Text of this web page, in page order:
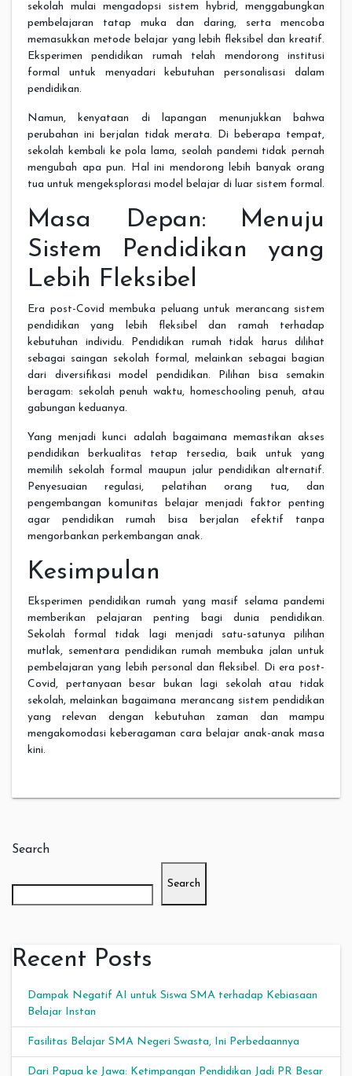
sekolah mulai mengadopsi sistem hybrid, menggabungkan
pembelajaran tatap muka dan daring, serta mencoba
memasukkan metode belajar yang lebih fleksibel dan kreatif.
Eksperimen pendidikan rumah telah mendorong institusi
formal untuk menyadari kebutuhan personalisasi dalam
pendidikan.
Namun, kenyataan di lapangan menunjukkan bahwa
perubahan ini berjalan tidak merata. Di beberapa tempat,
sekolah kembali ke pola lama, seolah pandemi tidak pernah
mengubah apa pun. Hal ini mendorong lebih banyak orang
tua untuk mengeksplorasi model belajar di luar sistem formal.
Masa Depan: Menuju
Sistem Pendidikan yang
Lebih Fleksibel
Era post-Covid membuka peluang untuk merancang sistem
pendidikan yang lebih fleksibel dan ramah terhadap
kebutuhan individu. Pendidikan rumah tidak harus dilihat
sebagai saingan sekolah formal, melainkan sebagai bagian
dari diversifikasi model pendidikan. Pilihan bisa semakin
beragam: sekolah penuh waktu, homeschooling penuh, atau
gabungan keduanya.
Yang menjadi kunci adalah bagaimana memastikan akses
pendidikan berkualitas tetap tersedia, baik untuk yang
memilih sekolah formal maupun jalur pendidikan alternatif.
Penyesuaian regulasi, pelatihan orang tua, dan
pengembangan komunitas belajar menjadi faktor penting
agar pendidikan rumah bisa berjalan efektif tanpa
mengorbankan perkembangan anak.
Kesimpulan
Eksperimen pendidikan rumah yang masif selama pandemi
memberikan pelajaran penting bagi dunia pendidikan.
Sekolah formal tidak lagi menjadi satu-satunya pilihan
mutlak, sementara pendidikan rumah membuka jalan untuk
pembelajaran yang lebih personal dan fleksibel. Di era post-
Covid, pertanyaan besar bukan lagi sekolah atau tidak
sekolah, melainkan bagaimana merancang sistem pendidikan
yang relevan dengan kebutuhan zaman dan mampu
mengakomodasi keberagaman cara belajar anak-anak masa
kini.
Search
Search
Recent Posts
Dampak Negatif AI untuk Siswa SMA terhadap Kebiasaan
Belajar Instan
Fasilitas Belajar SMA Negeri Swasta, Ini Perbedaannya
Dari Papua ke Jawa: Ketimpangan Pendidikan Jadi PR Besar